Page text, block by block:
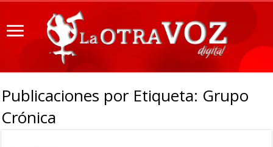
Publicaciones por Etiqueta: Grupo
Crónica